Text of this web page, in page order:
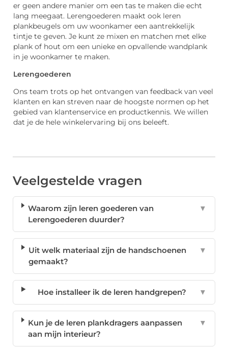
er geen andere manier om een tas te maken die echt
lang meegaat. Lerengoederen maakt ook leren
plankbeugels om uw woonkamer een aantrekkelijk
tintje te geven. Je kunt ze mixen en matchen met elke
plank of hout om een unieke en opvallende wandplank
in je woonkamer te maken.
Lerengoederen
Ons team trots op het ontvangen van feedback van veel
klanten en kan streven naar de hoogste normen op het
gebied van klantenservice en productkennis. We willen
dat je de hele winkelervaring bij ons beleeft.
Veelgestelde vragen
Waarom zijn leren goederen van
Lerengoederen duurder?
▼
Uit welk materiaal zijn de handschoenen
gemaakt?
▼
Hoe installeer ik de leren handgrepen? ▼
Kun je de leren plankdragers aanpassen
aan mijn interieur?
▼